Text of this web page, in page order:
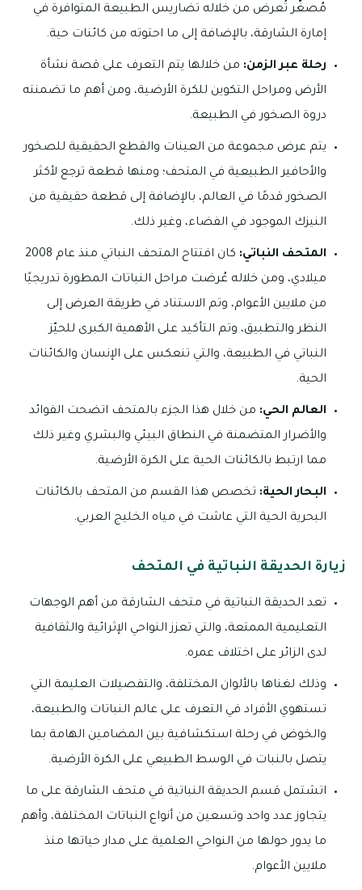
مُصغّر تُعرض من خلاله تضاريس الطبيعة المتوافرة في
إمارة الشارقة، بالإضافة إلى ما احتوته من كائنات حية.
رحلة عبر الزمن: من خلالها يتم التعرف على قصة نشأة
الأرض ومراحل التكوين للكرة الأرضية، ومن أهم ما تضمنته
دروة الصخور في الطبيعة.
يتم عرض مجموعة من العينات والقطع الحقيقية للصخور
والأحافير الطبيعية في المتحف؛ ومنها قطعة ترجع لأكثر
الصخور قدمًا في العالم، بالإضافة إلى قطعة حقيقية من
النيزك الموجود في الفضاء، وغير ذلك.
المتحف النباتي:
كان افتتاح المتحف النباتي منذ عام 2008
ميلادي، ومن خلاله عُرضت مراحل النباتات المطورة تدريجيًا
من ملايين الأعوام، وتم الاستناد في طريقة العرض إلى
النظر والتطبيق، وتم التأكيد على الأهمية الكبرى للحيّز
النباتي في الطبيعة، والتي تنعكس على الإنسان والكائنات
الحية.
العالم الحي: من خلال هذا الجزء بالمتحف اتضحت الفوائد
والأضرار المتضمنة في النطاق البيئي والبشري وغير ذلك
مما ارتبط بالكائنات الحية على الكرة الأرضية.
البحار الحية: تخصص هذا القسم من المتحف بالكائنات
البحرية الحية التي عاشت في مياه الخليج العربي.
زيارة الحديقة النباتية في المتحف
تعد الحديقة النباتية في متحف الشارقة من أهم الوجهات
التعليمية الممتعة، والتي تعزز النواحي الإثرائية والثقافية
لدى الزائر على اختلاف عمره.
وذلك لغناها بالألوان المختلفة، والتفصيلات العليمة التي
تستهوي الأفراد في التعرف على عالم النباتات والطبيعة،
والخوض في رحلة استكشافية بين المضامين الهامة بما
يتصل بالنبات في الوسط الطبيعي على الكرة الأرضية.
اتشتمل قسم الحديقة النباتية في متحف الشارقة على ما
يتجاوز عدد واحد وتسعين من أنواع النباتات المختلفة، وأهم
ما يدور حولها من النواحي العلمية على مدار حياتها منذ
ملايين الأعوام.